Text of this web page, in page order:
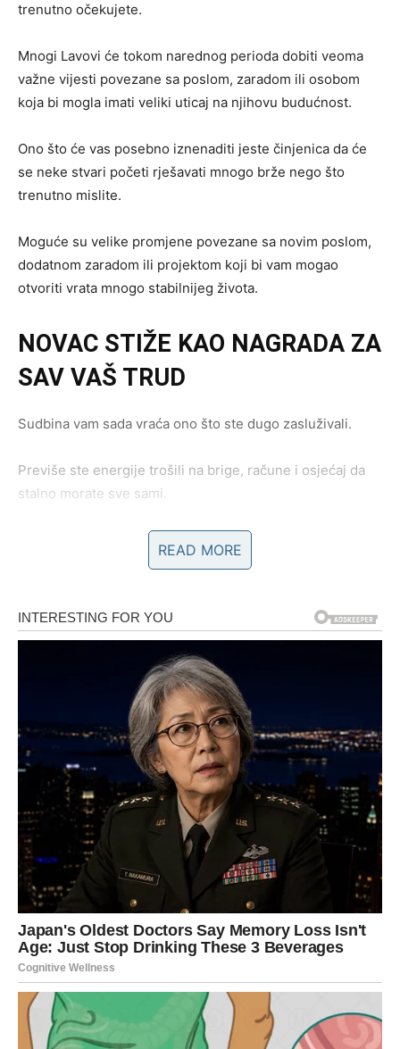
trenutno očekujete.
Mnogi Lavovi će tokom narednog perioda dobiti veoma
važne vijesti povezane sa poslom, zaradom ili osobom
koja bi mogla imati veliki uticaj na njihovu budućnost.
Ono što će vas posebno iznenaditi jeste činjenica da će
se neke stvari početi rješavati mnogo brže nego što
trenutno mislite.
Moguće su velike promjene povezane sa novim poslom,
dodatnom zaradom ili projektom koji bi vam mogao
otvoriti vrata mnogo stabilnijeg života.
NOVAC STIŽE KAO NAGRADA ZA
SAV VAŠ TRUD
Sudbina vam sada vraća ono što ste dugo zasluživali.
Previše ste energije trošili na brige, račune i osjećaj da
stalno morate sve sami.
Mnogi Lavovi često su pomagali drugima čak i onda kada
ni sami nisu imali dovoljno.
Ali sada dolazi vrijeme kada ćete konačno osjetiti
olakšanje.
Zvijezde pokazuju da biste mogli riješiti problem koji vas
POSAO – OTVARAJU VAM SE
VRATA VELIKOG USPJEHA
READ MORE